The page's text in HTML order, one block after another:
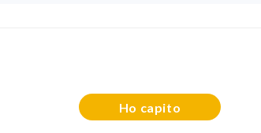
Ho capito